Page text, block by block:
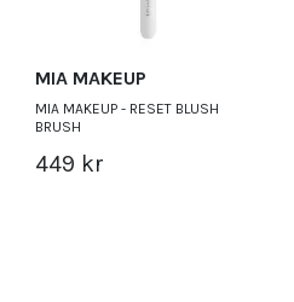
MIA MAKEUP
MIA MAKEUP - RESET BLUSH
BRUSH
449 kr